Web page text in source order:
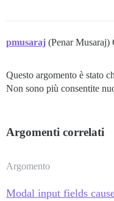
pmusaraj (Penar Musaraj)
Questo argomento è stato
Non sono più consentite
Argomenti correlati
Argomento
Modal input fields